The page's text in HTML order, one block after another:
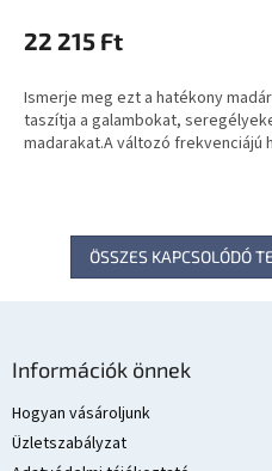
22 215 Ft
Ismerje meg ezt a hatékony
taszítja a galambokat,
madarakat.A változó frekvenciájú
ÖSSZES KAPCSOLÓDÓ
Információk önnek
Hogyan vásároljunk
Üzletszabályzat